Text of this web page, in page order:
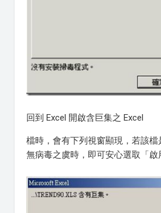
回到 Excel 開啟含巨集之 Excel
檔時，會有下列視窗顯現，若該檔
無病毒之虞時，即可安心選取「啟